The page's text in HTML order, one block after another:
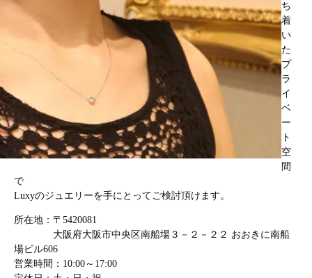
ち
着
い
た
プ
ラ
イ
ベ
ー
ト
空
間
で
Luxyのジュエリーを手にとってご検討頂けます。
所在地：〒5420081
大阪府大阪市中央区南船場３－２－２２ おおきに南船
場ビル606
営業時間：10:00～17:00